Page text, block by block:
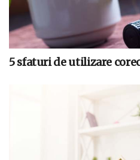
5 sfaturi de utilizare